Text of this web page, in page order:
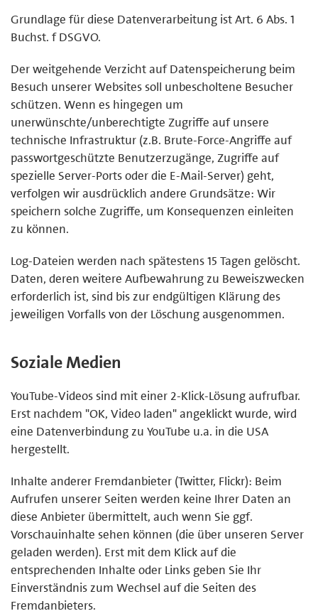
Grundlage für diese Datenverarbeitung ist Art. 6 Abs. 1
Buchst. f DSGVO.
Der weitgehende Verzicht auf Datenspeicherung beim
Besuch unserer Websites soll unbescholtene Besucher
schützen. Wenn es hingegen um
unerwünschte/unberechtigte Zugriffe auf unsere
technische Infrastruktur (z.B. Brute-Force-Angriffe auf
passwortgeschützte Benutzerzugänge, Zugriffe auf
spezielle Server-Ports oder die E-Mail-Server) geht,
verfolgen wir ausdrücklich andere Grundsätze: Wir
speichern solche Zugriffe, um Konsequenzen einleiten
zu können.
Log-Dateien werden nach spätestens 15 Tagen gelöscht.
Daten, deren weitere Aufbewahrung zu Beweiszwecken
erforderlich ist, sind bis zur endgültigen Klärung des
jeweiligen Vorfalls von der Löschung ausgenommen.
Soziale Medien
YouTube-Videos sind mit einer 2-Klick-Lösung aufrufbar.
Erst nachdem "OK, Video laden" angeklickt wurde, wird
eine Datenverbindung zu YouTube u.a. in die USA
hergestellt.
Inhalte anderer Fremdanbieter (Twitter, Flickr): Beim
Aufrufen unserer Seiten werden keine Ihrer Daten an
diese Anbieter übermittelt, auch wenn Sie ggf.
Vorschauinhalte sehen können (die über unseren Server
geladen werden). Erst mit dem Klick auf die
entsprechenden Inhalte oder Links geben Sie Ihr
Einverständnis zum Wechsel auf die Seiten des
Fremdanbieters.